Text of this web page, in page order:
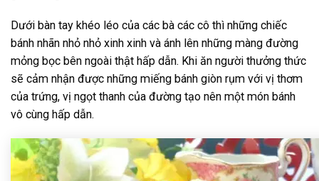
Dưới bàn tay khéo léo của các bà các cô thì những chiếc
bánh nhãn nhỏ nhỏ xinh xinh và ánh lên những màng đường
mỏng bọc bên ngoài thật hấp dẫn. Khi ăn người thưởng thức
sẽ cảm nhận được những miếng bánh giòn rụm với vị thơm
của trứng, vị ngọt thanh của đường tạo nên một món bánh
vô cùng hấp dẫn.